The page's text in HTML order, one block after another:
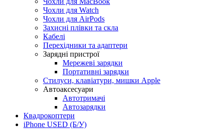
Чохли для Watch
Чохли для AirPods
Захисні плівки та скла
Кабелі
Перехідники та адаптери
Зарядні пристрої
Мережеві зарядки
Портативні зарядки
Стилуси, клавіатури, мишки Apple
Aвтоаксесуари
Автотримачі
Автозарядки
Квадрокоптери
iPhone USED (Б/У)